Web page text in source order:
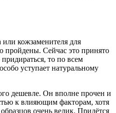
кожзаменителя для
пройдены. Сейчас это принято
то по всем
уступает натуральному
дешевле. Он вполне прочен и
к влияющим факторам, хотя
очень велик. Придётся